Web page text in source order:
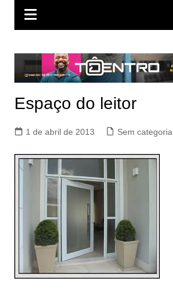
Espaço do leitor
1 de abril de 2013 Sem categoria